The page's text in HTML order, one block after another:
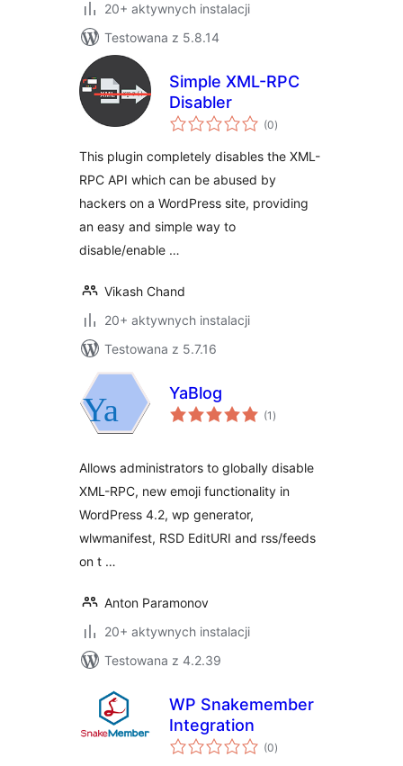
20+ aktywnych instalacji
Testowana z 5.8.14
Simple XML-RPC
Disabler
(0wszystkich
ocen
)
This plugin completely disables the XML-
RPC API which can be abused by
hackers on a WordPress site, providing
an easy and simple way to
disable/enable …
Vikash Chand
20+ aktywnych instalacji
Testowana z 5.7.16
YaBlog
(1 wszystkich
ocen
)
Allows administrators to globally disable
XML-RPC, new emoji functionality in
WordPress 4.2, wp generator,
wlwmanifest, RSD EditURI and rss/feeds
on t …
Anton Paramonov
20+ aktywnych instalacji
Testowana z 4.2.39
WP Snakemember
Integration
(0wszystkich
ocen
)